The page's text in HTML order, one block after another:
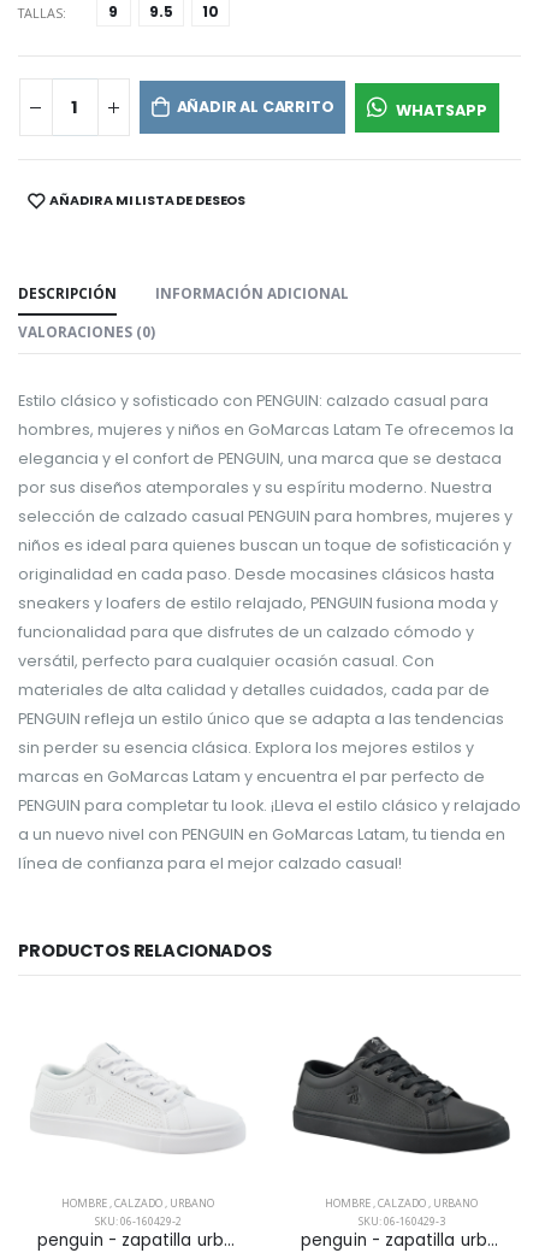
TALLAS: 9 9.5 10
AÑADIR AL CARRITO WHATSAPP
SHARE:AÑADIR A MI LISTA DE DESEOS
DESCRIPCIÓN
INFORMACIÓN ADICIONAL
VALORACIONES (0)
Estilo clásico y sofisticado con PENGUIN: calzado casual para
hombres, mujeres y niños en GoMarcas Latam Te ofrecemos la
elegancia y el confort de PENGUIN, una marca que se destaca
por sus diseños atemporales y su espíritu moderno. Nuestra
selección de calzado casual PENGUIN para hombres, mujeres y
niños es ideal para quienes buscan un toque de sofisticación y
originalidad en cada paso. Desde mocasines clásicos hasta
sneakers y loafers de estilo relajado, PENGUIN fusiona moda y
funcionalidad para que disfrutes de un calzado cómodo y
versátil, perfecto para cualquier ocasión casual. Con
materiales de alta calidad y detalles cuidados, cada par de
PENGUIN refleja un estilo único que se adapta a las tendencias
sin perder su esencia clásica. Explora los mejores estilos y
marcas en GoMarcas Latam y encuentra el par perfecto de
PENGUIN para completar tu look. ¡Lleva el estilo clásico y relajado
a un nuevo nivel con PENGUIN en GoMarcas Latam, tu tienda en
línea de confianza para el mejor calzado casual!
PRODUCTOS RELACIONADOS
HOMBRE,CALZADO, URBANO
SKU: 06-160429-2
penguin - zapatilla urbana terrest para hombre
HOMBRE,CALZADO, URBANO
SKU: 06-160429-3
penguin - zapatilla urbana terrest para hombre